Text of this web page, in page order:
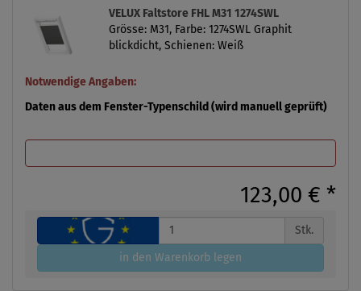
VELUX Faltstore FHL M31 1274SWL
Grösse: M31, Farbe: 1274SWL Graphit
blickdicht, Schienen: Weiß
Notwendige Angaben:
Daten aus dem Fenster-Typenschild (wird manuell geprüft)
123,00 € *
Stk.
in den Warenkorb legen